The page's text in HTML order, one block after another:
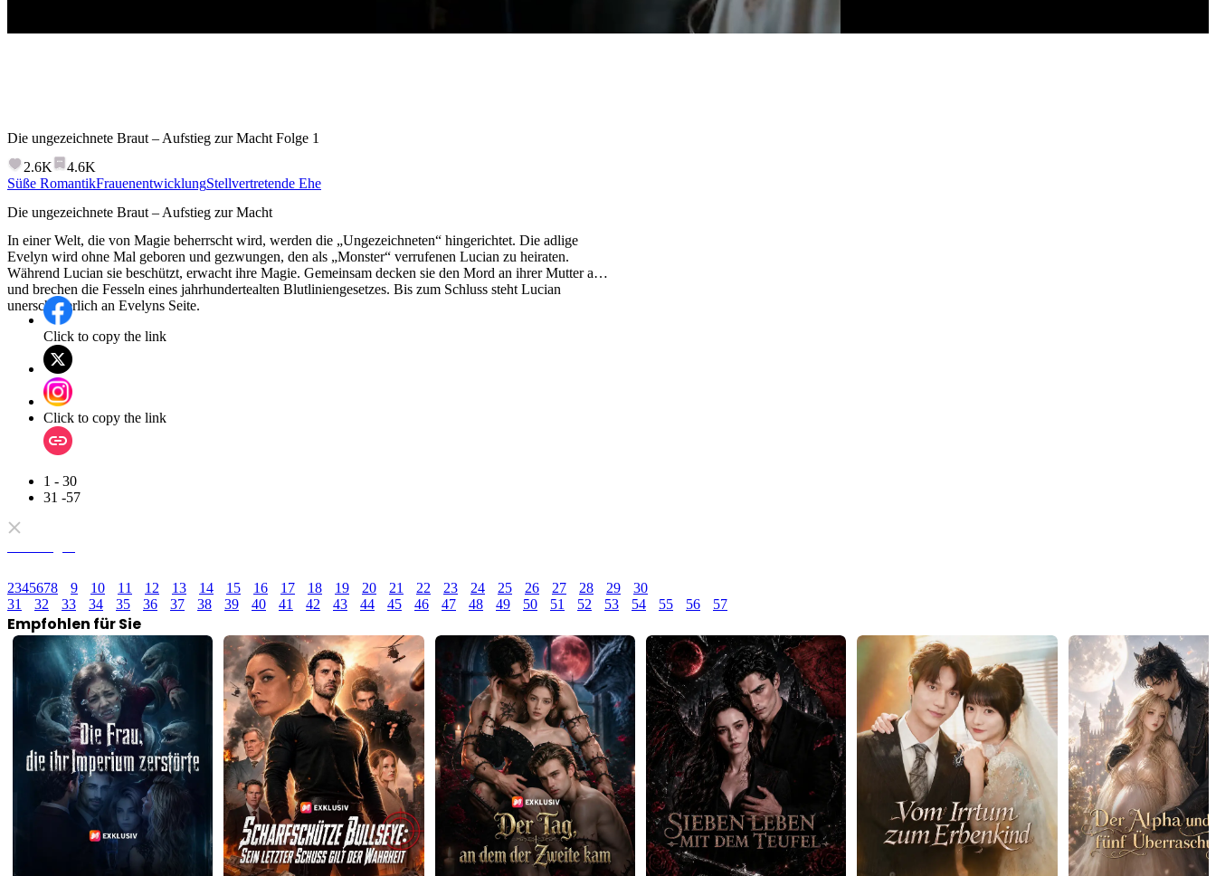
Die ungezeichnete Braut – Aufstieg zur Macht Folge 1
2.6K
4.6K
Süße RomantikFrauenentwicklungStellvertretende Ehe
Die ungezeichnete Braut – Aufstieg zur Macht
In einer Welt, die von Magie beherrscht wird, werden die „Ungezeichneten“ hingerichtet. Die adlige
Evelyn wird ohne Mal geboren und gezwungen, den als „Monster“ verrufenen Lucian zu heiraten.
Während Lucian sie beschützt, erwacht ihre Magie. Gemeinsam decken sie den Mord an ihrer Mutter auf
und brechen die Fesseln eines jahrhundertealten Blutliniengesetzes. Bis zum Schluss steht Lucian
unerschütterlich an Evelyns Seite.
Click to copy the link
Click to copy the link
1 - 30
31 -57
2345678 9 10 11 12 13 14 15 16 17 18 19 20 21 22 23 24 25 26 27 28 29
30
31
32 33 34 35 36 37 38 39 40 41 42 43 44 45 46 47 48 49 50 51 52 53 54 55 56 57
Empfohlen für Sie